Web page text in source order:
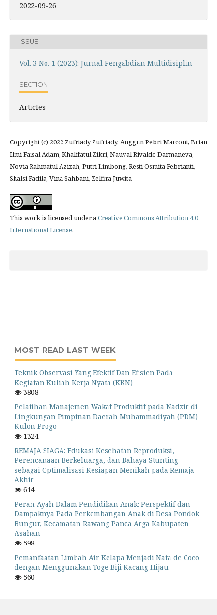
2022-09-26
ISSUE
Vol. 3 No. 1 (2023): Jurnal Pengabdian Multidisiplin
SECTION
Articles
Copyright (c) 2022 Zufriady Zufriady, Anggun Pebri Marconi, Brian
Ilmi Faisal Adam, Khalifatul Zikri, Nauval Rivaldo Darmaneva,
Novia Rahmatul Azizah, Putri Limbong, Resti Osmita Febrianti,
Shalsi Fadila, Vina Sahbani, Zelfira Juwita
This work is licensed under aCreative Commons Attribution 4.0
International License.
MOST READ LAST WEEK
Teknik Observasi Yang Efektif Dan Efisien Pada
Kegiatan Kuliah Kerja Nyata (KKN)
3808
Pelatihan Manajemen Wakaf Produktif pada Nadzir di
Lingkungan Pimpinan Daerah Muhammadiyah (PDM)
Kulon Progo
1324
REMAJA SIAGA: Edukasi Kesehatan Reproduksi,
Perencanaan Berkeluarga, dan Bahaya Stunting
sebagai Optimalisasi Kesiapan Menikah pada Remaja
Akhir
614
Peran Ayah Dalam Pendidikan Anak: Perspektif dan
Dampaknya Pada Perkembangan Anak di Desa Pondok
Bungur, Kecamatan Rawang Panca Arga Kabupaten
Asahan
598
Pemanfaatan Limbah Air Kelapa Menjadi Nata de Coco
dengan Menggunakan Toge Biji Kacang Hijau
560